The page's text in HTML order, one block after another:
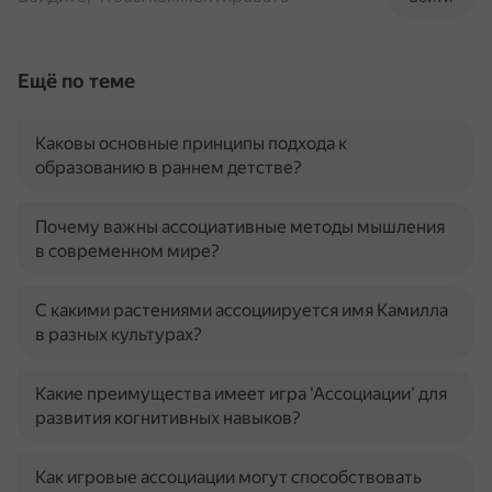
Ещё по теме
Каковы основные принципы подхода к
образованию в раннем детстве?
Почему важны ассоциативные методы мышления
в современном мире?
С какими растениями ассоциируется имя Камилла
в разных культурах?
Какие преимущества имеет игра 'Ассоциации' для
развития когнитивных навыков?
Как игровые ассоциации могут способствовать